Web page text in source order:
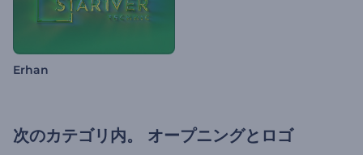
Erhan
次のカテゴリ内。 オープニングとロゴ